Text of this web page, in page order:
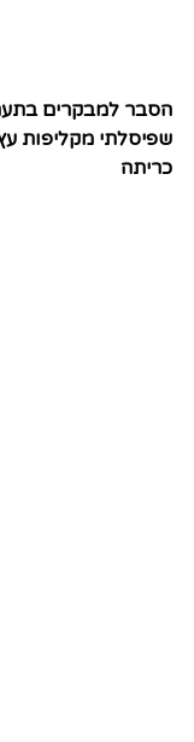
הסבר למבקרים
שפיסלתי מקליפות
כריתה